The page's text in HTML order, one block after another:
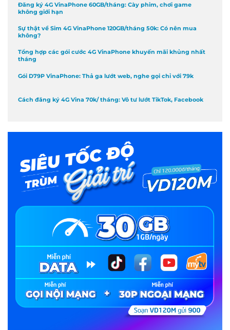
Đăng ký 4G VinaPhone 60GB/tháng: Cày phim, chơi game
không giới hạn
Sự thật về Sim 4G VinaPhone 120GB/tháng 50k: Có nên mua
không?
Tổng hợp các gói cước 4G VinaPhone khuyến mãi khủng nhất
tháng
Gói D79P VinaPhone: Thả ga lướt web, nghe gọi chỉ với 79k
Cách đăng ký 4G Vina 70k/ tháng: Vô tư lướt TikTok, Facebook